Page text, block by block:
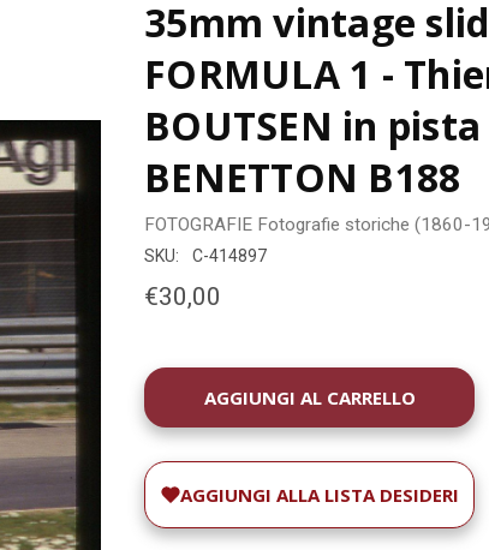
35mm vintage
FORMULA 1 -
BOUTSEN in pista
BENETTON B188
FOTOGRAFIE Fotografie storiche (1860-
SKU: C-414897
€30,00
DISPONIBILITÀ
ATTUALE:
AGGIUNGI ALLA LISTA DESIDERI